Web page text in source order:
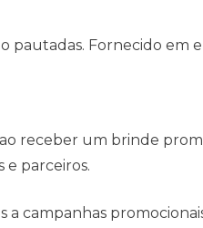
pautadas. Fornecido em
receber um brinde
e parceiros.
a campanhas